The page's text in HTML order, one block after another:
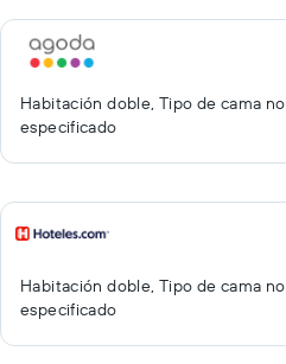
Habitación doble, Tipo de cama no
especificado
Habitación doble, Tipo de cama no
especificado